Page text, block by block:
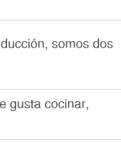
somos dos
gusta cocinar,